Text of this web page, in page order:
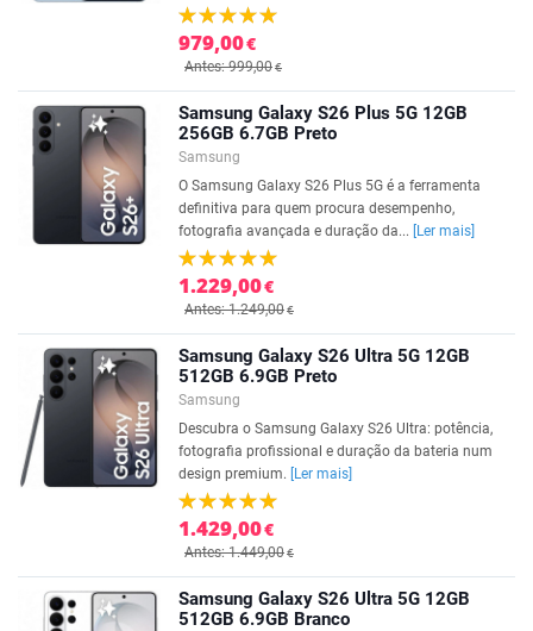
979,00€
Antes: 999,00€
Samsung Galaxy S26 Plus 5G 12GB
256GB 6.7GB Preto
Samsung
O Samsung Galaxy S26 Plus 5G é a ferramenta
definitiva para quem procura desempenho,
fotografia avançada e duração da...
[Ler mais]
1.229,00€
Antes: 1.249,00€
Samsung Galaxy S26 Ultra 5G 12GB
512GB 6.9GB Preto
Samsung
Descubra o Samsung Galaxy S26 Ultra: potência,
fotografia profissional e duração da bateria num
design premium.
[Ler mais]
1.429,00€
Antes: 1.449,00€
Samsung Galaxy S26 Ultra 5G 12GB
512GB 6.9GB Branco